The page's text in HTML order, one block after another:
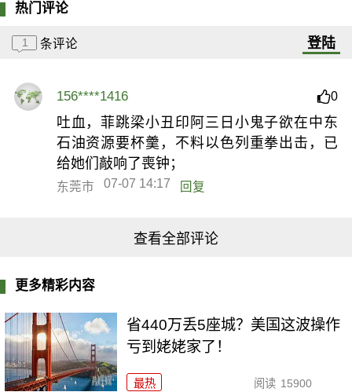
热门评论
1 条评论 登陆
156****1416 0
吐血，菲跳梁小丑印阿三日小鬼子欲在中东
石油资源要杯羹，不料以色列重拳出击，已
给她们敲响了喪钟；
东莞市 07-07 14:17 回复
查看全部评论
更多精彩内容
省440万丢5座城？美国这波操作
亏到姥姥家了！
最热 阅读 15900